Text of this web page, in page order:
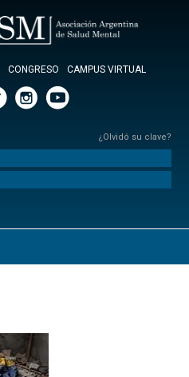
CONGRESO CAMPUS VIRTUAL
¿Olvidó su clave?